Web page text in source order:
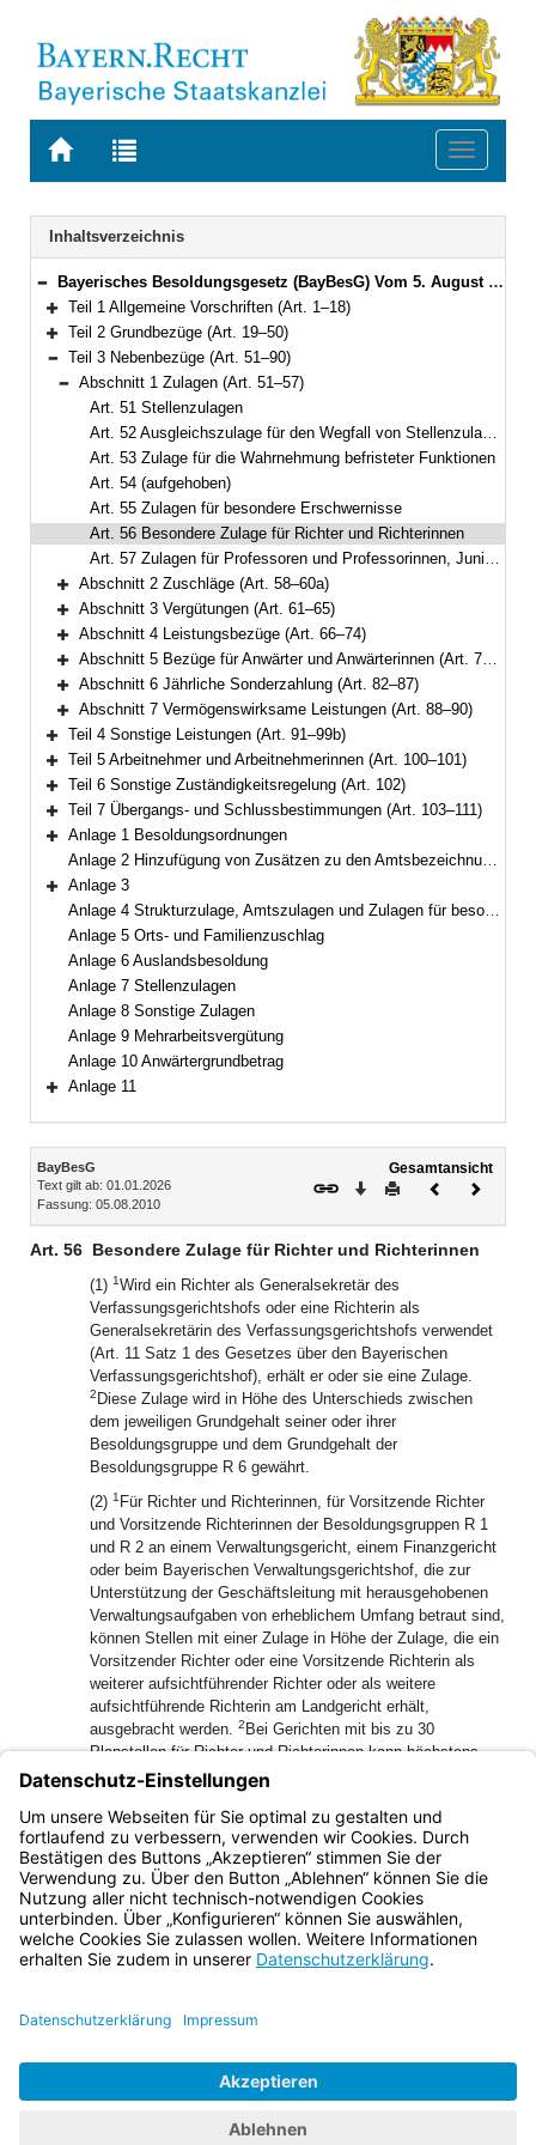
Zur
BAYERN.RECHT
Zur
letzten
Suche
Toggle
Navigation
Inhaltsverzeichnis
Bereich reduzieren
Bayerisches Besoldungsgesetz (BayBesG) Vom 5. August 2010 (GVBl. S. 410, 764) BayRS 2032-1-1-F (Art. 1–111)
Bereich erweitern
Teil 1 Allgemeine Vorschriften (Art. 1–18)
Bereich erweitern
Teil 2 Grundbezüge (Art. 19–50)
Bereich reduzieren
Teil 3 Nebenbezüge (Art. 51–90)
Bereich reduzieren
Abschnitt 1 Zulagen (Art. 51–57)
Art. 51 Stellenzulagen
Art. 52 Ausgleichszulage für den Wegfall von Stellenzulagen
Art. 53 Zulage für die Wahrnehmung befristeter Funktionen
Art. 54 (aufgehoben)
Art. 55 Zulagen für besondere Erschwernisse
Art. 56 Besondere Zulage für Richter und Richterinnen
Art. 57 Zulagen für Professoren und Professorinnen, Juniorprofessoren und Juniorprofessorinnen, Nachwuchsprofessoren und Nachwuchsprofessorinnen
Bereich erweitern
Abschnitt 2 Zuschläge (Art. 58–60a)
Bereich erweitern
Abschnitt 3 Vergütungen (Art. 61–65)
Bereich erweitern
Abschnitt 4 Leistungsbezüge (Art. 66–74)
Bereich erweitern
Abschnitt 5 Bezüge für Anwärter und Anwärterinnen (Art. 75–81)
Bereich erweitern
Abschnitt 6 Jährliche Sonderzahlung (Art. 82–87)
Bereich erweitern
Abschnitt 7 Vermögenswirksame Leistungen (Art. 88–90)
Bereich erweitern
Teil 4 Sonstige Leistungen (Art. 91–99b)
Bereich erweitern
Teil 5 Arbeitnehmer und Arbeitnehmerinnen (Art. 100–101)
Bereich erweitern
Teil 6 Sonstige Zuständigkeitsregelung (Art. 102)
Bereich erweitern
Teil 7 Übergangs- und Schlussbestimmungen (Art. 103–111)
Bereich erweitern
Anlage 1 Besoldungsordnungen
Anlage 2 Hinzufügung von Zusätzen zu den Amtsbezeichnungen
Bereich erweitern
Anlage 3
Anlage 4 Strukturzulage, Amtszulagen und Zulagen für besondere Berufsgruppen
Anlage 5 Orts- und Familienzuschlag
Anlage 6 Auslandsbesoldung
Anlage 7 Stellenzulagen
Anlage 8 Sonstige Zulagen
Anlage 9 Mehrarbeitsvergütung
Anlage 10 Anwärtergrundbetrag
Anlage 11
Inhalt
BayBesG
Text gilt ab: 01.01.2026
Fassung: 05.08.2010
Gesamtansicht
Download
DruckenVorheriges
Art. 56 Besondere Zulage für Richter und Richterinnen
(1) 1Wird ein Richter als Generalsekretär des
Verfassungsgerichtshofs oder eine Richterin als
Generalsekretärin des Verfassungsgerichtshofs verwendet
(Art. 11 Satz 1 des Gesetzes über den Bayerischen
Verfassungsgerichtshof), erhält er oder sie eine Zulage.
2 Diese Zulage wird in Höhe des Unterschieds zwischen
dem jeweiligen Grundgehalt seiner oder ihrer
Besoldungsgruppe und dem Grundgehalt der
Besoldungsgruppe R 6 gewährt.
(2) 1 Für Richter und Richterinnen, für Vorsitzende Richter
und Vorsitzende Richterinnen der Besoldungsgruppen R 1
und R 2 an einem Verwaltungsgericht, einem Finanzgericht
oder beim Bayerischen Verwaltungsgerichtshof, die zur
Unterstützung der Geschäftsleitung mit herausgehobenen
Verwaltungsaufgaben von erheblichem Umfang betraut sind,
können Stellen mit einer Zulage in Höhe der Zulage, die ein
Vorsitzender Richter oder eine Vorsitzende Richterin als
weiterer aufsichtführender Richter oder als weitere
aufsichtführende Richterin am Landgericht erhält,
ausgebracht werden. 2 Bei Gerichten mit bis zu 30
Planstellen für Richter und Richterinnen kann höchstens
eine zulagenfähige Stelle, bei Gerichten mit mehr als 30
Planstellen für jeweils bis zu zehn weiteren Planstellen
jeweils höchstens eine weitere zulagenfähige Stelle
ausgewiesen werden.
Bayern.de
BayernPortal
Impressum